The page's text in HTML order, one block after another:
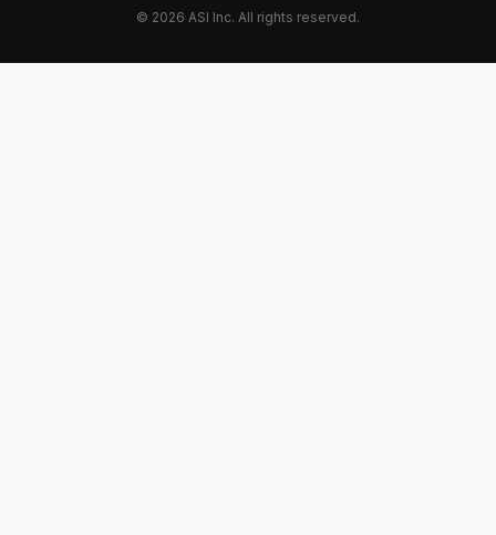
© 2026 ASI Inc. All rights reserved.